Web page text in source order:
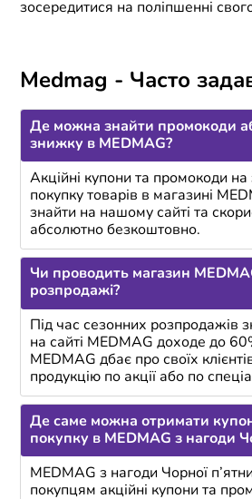
зосередитися на поліпшенні
Medmag - Часто
Де можна знайти промокоди
знижку в MEDMAG?
Акційні купони та промокоди
покупку товарів в магазині
знайти на нашому сайті та
абсолютно безкоштовно.
Чи проводить магазин
розпродажі?
Під час сезонних розпродажів
на сайті MEDMAG доходе до
MEDMAG дбає про своїх
продукцію по акції або по
Де саме можна отримати
покупку в MEDMAG з нагоди
MEDMAG з нагоди Чорної
покупцям акційні купони та